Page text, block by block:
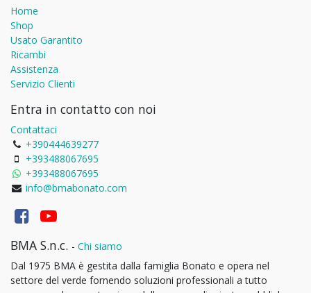
Home
Shop
Usato Garantito
Ricambi
Assistenza
Servizio Clienti
Entra in contatto con noi
Contattaci
+390444639277
+393488067695
+393488067695
info@bmabonato.com
BMA S.n.c. - Chi siamo
Dal 1975 BMA è gestita dalla famiglia Bonato e opera nel
settore del verde fornendo soluzioni professionali a tutto